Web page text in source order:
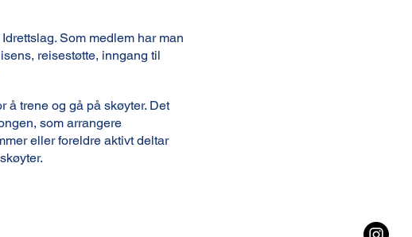
Som medlem har man
reisestøtte, inngang til
å trene og gå på skøyter. Det
som arrangere
eller foreldre aktivt deltar